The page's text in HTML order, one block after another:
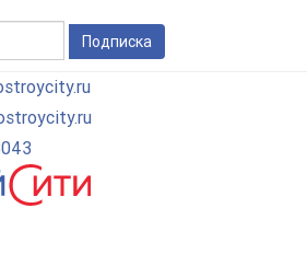
Подписка